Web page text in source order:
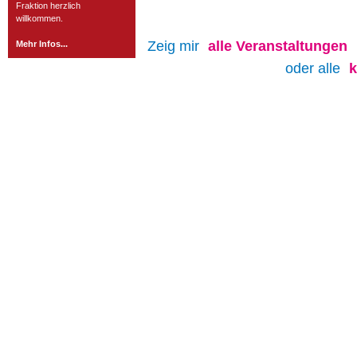
Fraktion herzlich
willkommen.
Mehr Infos... Zeig mir alle Veranstaltungen
oder alle